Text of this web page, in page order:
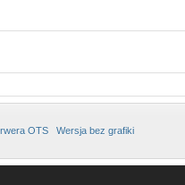
OTS Wersja bez grafiki